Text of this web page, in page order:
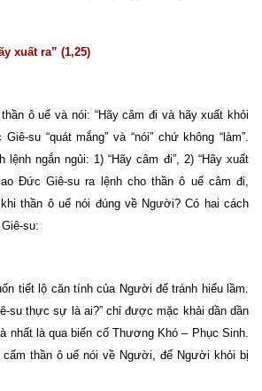
xuất ra” (1,25)
ô uế và nói: “Hãy câm đi và hãy xuất khỏi
su “quát mắng” và “nói” chứ không “làm”.
lệnh ngắn ngủi: 1) “Hãy câm đi”, 2) “Hãy xuất
Đức Giê-su ra lệnh cho thần ô uế câm đi,
thần ô uế nói đúng về Người? Có hai cách
su:
tiết lộ căn tính của Người để tránh hiểu lầm.
su thực sự là ai?” chỉ được mặc khải dần dần
nhất là qua biến cố Thương Khó – Phục Sinh.
thần ô uế nói về Người, để Người khỏi bị